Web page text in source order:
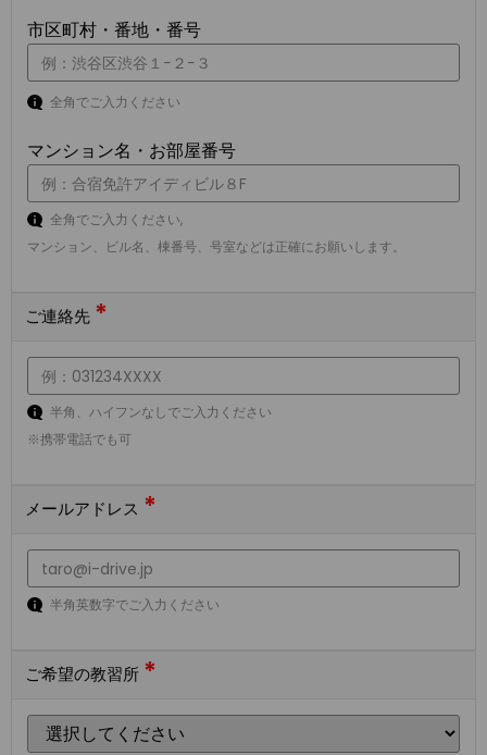
市区町村・番地・番号
全角でご入力ください
マンション名・お部屋番号
全角でご入力ください,
マンション、ビル名、棟番号、号室などは正確にお願いします。
ご連絡先 *
半角、ハイフンなしでご入力ください
※携帯電話でも可
メールアドレス *
半角英数字でご入力ください
ご希望の教習所 *